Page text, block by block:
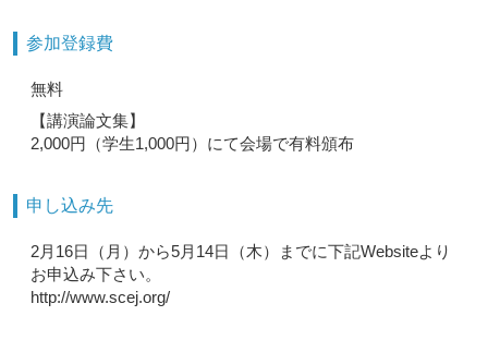
参加登録費
無料
【講演論文集】
2,000円（学生1,000円）にて会場で有料頒布
申し込み先
2月16日（月）から5月14日（木）までに下記Websiteより
お申込み下さい。
http://www.scej.org/